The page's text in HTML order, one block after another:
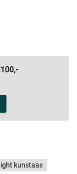
kunstaas